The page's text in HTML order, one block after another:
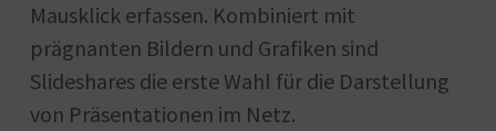
Mausklick erfassen. Kombiniert mit
prägnanten Bildern und Grafiken sind
Slideshares die erste Wahl für die Darstellung
von Präsentationen im Netz.